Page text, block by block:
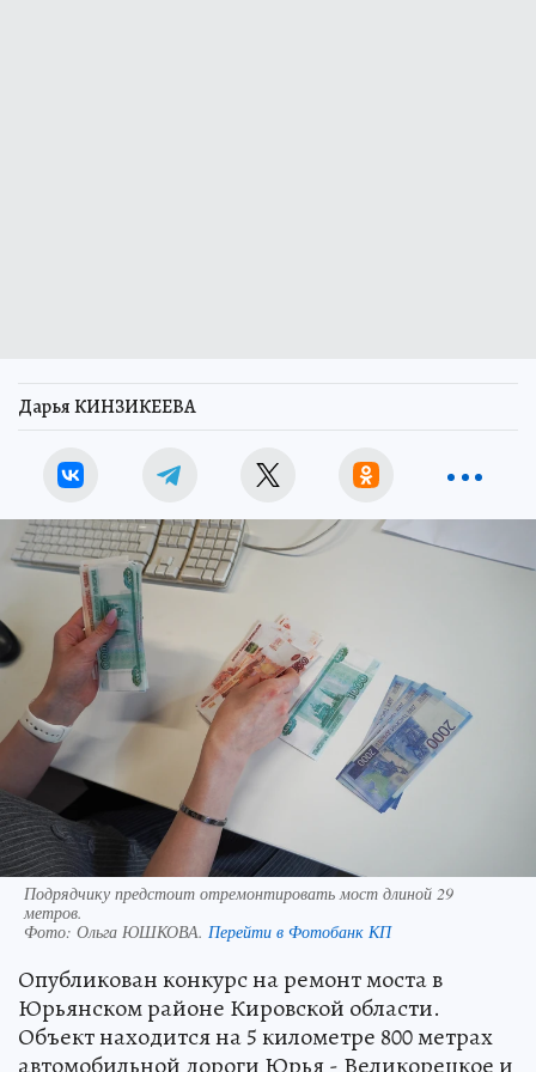
Дарья КИНЗИКЕЕВА
Подрядчику предстоит отремонтировать мост длиной 29
метров.
Фото: Ольга ЮШКОВА. Перейти в Фотобанк КП
Опубликован конкурс на ремонт моста в
Юрьянском районе Кировской области.
Объект находится на 5 километре 800 метрах
автомобильной дороги Юрья - Великорецкое и